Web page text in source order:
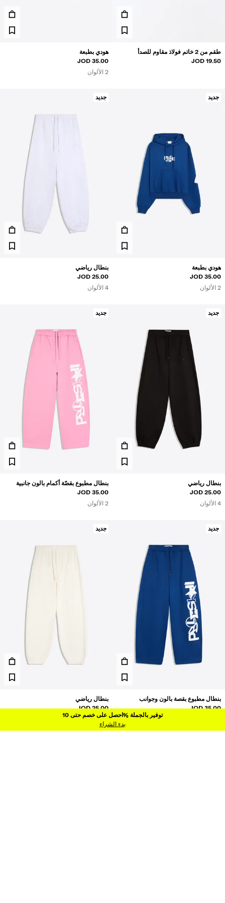
طقم من 2 خاتم فولاذ مقاوم للصدأ
19.50 JOD
هودي بطبعة
35.00 JOD
2 الألوان
جديد
هودي بطبعة
35.00 JOD
2 الألوان
جديد
بنطال رياضي
25.00 JOD
4 الألوان
جديد
بنطال رياضي
25.00 JOD
4 الألوان
جديد
بنطال مطبوع بقصّة أكمام بالون جانبية
35.00 JOD
2 الألوان
جديد
بنطال مطبوع بقصة بالون وجوانب
35.00 JOD
جديد
بنطال رياضي
25.00 JOD
4 الألوان
الأكثر مبيعًا
BERSHKA
NEWSLETTER المساعدة
توفير بالجملة %احصل على خصم حتى 10
توفير بالجملة %احصل على خصم حتى 10
بدء الشراء